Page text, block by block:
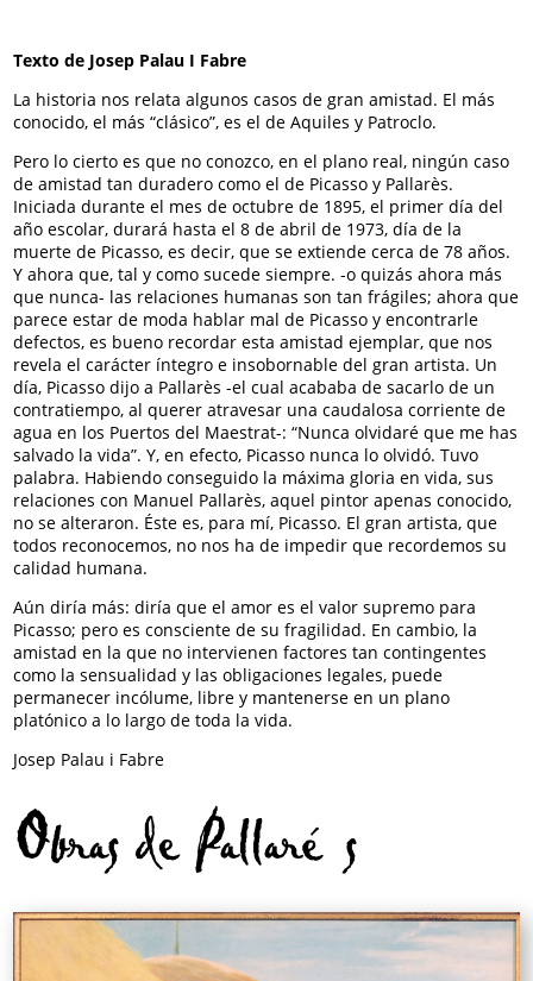
Texto de Josep Palau I Fabre
La historia nos relata algunos casos de gran amistad. El más
conocido, el más “clásico”, es el de Aquiles y Patroclo.
Pero lo cierto es que no conozco, en el plano real, ningún caso
de amistad tan duradero como el de Picasso y Pallarès.
Iniciada durante el mes de octubre de 1895, el primer día del
año escolar, durará hasta el 8 de abril de 1973, día de la
muerte de Picasso, es decir, que se extiende cerca de 78 años.
Y ahora que, tal y como sucede siempre. -o quizás ahora más
que nunca- las relaciones humanas son tan frágiles; ahora que
parece estar de moda hablar mal de Picasso y encontrarle
defectos, es bueno recordar esta amistad ejemplar, que nos
revela el carácter íntegro e insobornable del gran artista. Un
día, Picasso dijo a Pallarès -el cual acababa de sacarlo de un
contratiempo, al querer atravesar una caudalosa corriente de
agua en los Puertos del Maestrat-: “Nunca olvidaré que me has
salvado la vida”. Y, en efecto, Picasso nunca lo olvidó. Tuvo
palabra. Habiendo conseguido la máxima gloria en vida, sus
relaciones con Manuel Pallarès, aquel pintor apenas conocido,
no se alteraron. Éste es, para mí, Picasso. El gran artista, que
todos reconocemos, no nos ha de impedir que recordemos su
calidad humana.
Aún diría más: diría que el amor es el valor supremo para
Picasso; pero es consciente de su fragilidad. En cambio, la
amistad en la que no intervienen factores tan contingentes
como la sensualidad y las obligaciones legales, puede
permanecer incólume, libre y mantenerse en un plano
platónico a lo largo de toda la vida.
Josep Palau i Fabre
Obras de Pallarés